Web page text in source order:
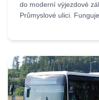
do moderní výjezdové
Průmyslové ulici. Funguje